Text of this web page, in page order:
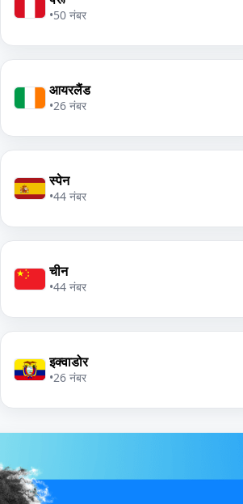
•50 नंबर
आयरलैंड
•26 नंबर
स्पेन
•44 नंबर
चीन
•44 नंबर
इक्वाडोर
•26 नंबर